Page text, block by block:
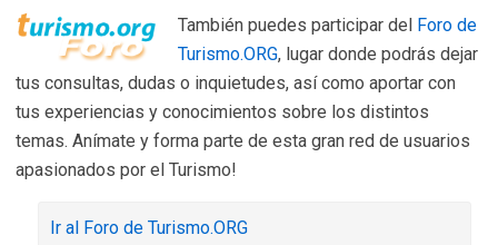
También puedes participar del Foro de
Turismo.ORG, lugar donde podrás dejar
tus consultas, dudas o inquietudes, así como aportar con
tus experiencias y conocimientos sobre los distintos
temas. Anímate y forma parte de esta gran red de usuarios
apasionados por el Turismo!
Ir al Foro de Turismo.ORG